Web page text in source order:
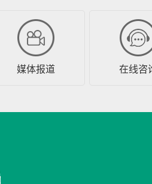
媒体报道 在线咨